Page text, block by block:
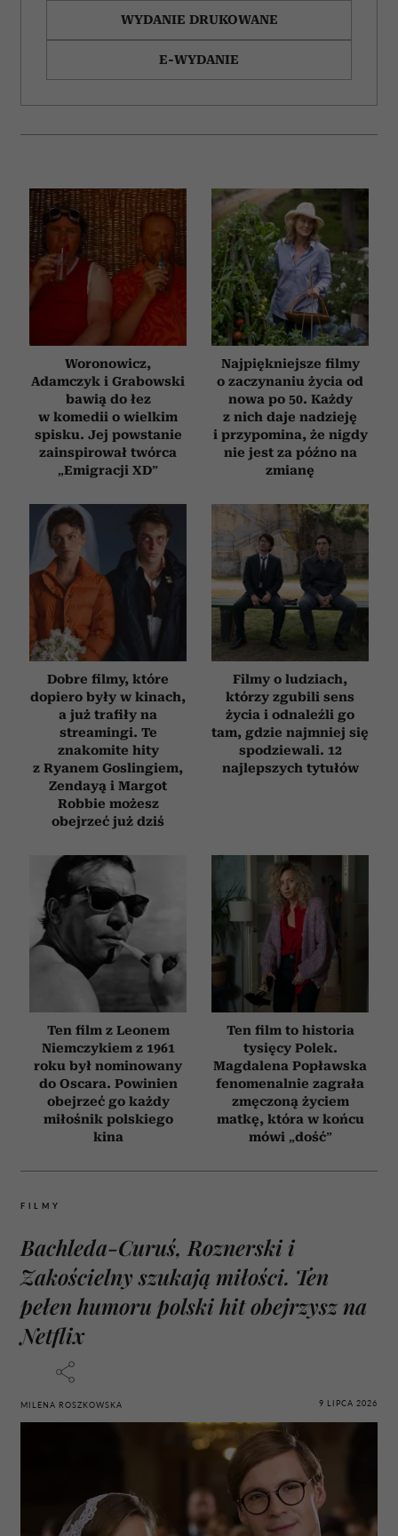
WYDANIE DRUKOWANE
E-WYDANIE
Woronowicz,
Adamczyk i Grabowski
bawią do łez
w komedii o wielkim
spisku. Jej powstanie
zainspirował twórca
„Emigracji XD”
Najpiękniejsze filmy
o zaczynaniu życia od
nowa po 50. Każdy
z nich daje nadzieję
i przypomina, że nigdy
nie jest za późno na
zmianę
Dobre filmy, które
dopiero były w kinach,
a już trafiły na
streamingi. Te
znakomite hity
z Ryanem Goslingiem,
Zendayą i Margot
Robbie możesz
obejrzeć już dziś
Filmy o ludziach,
którzy zgubili sens
życia i odnaleźli go
tam, gdzie najmniej się
spodziewali. 12
najlepszych tytułów
Ten film z Leonem
Niemczykiem z 1961
roku był nominowany
do Oscara. Powinien
obejrzeć go każdy
miłośnik polskiego
kina
Ten film to historia
tysięcy Polek.
Magdalena Popławska
fenomenalnie zagrała
zmęczoną życiem
matkę, która w końcu
mówi „dość”
FILMY
Bachleda-Curuś, Roznerski i
Zakościelny szukają miłości. Ten
pełen humoru polski hit obejrzysz na
Netflix
MILENA ROSZKOWSKA 9 LIPCA 2026